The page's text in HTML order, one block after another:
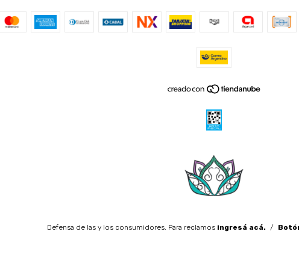
Defensa de las y los consumidores. Para reclamos ingresá acá. /